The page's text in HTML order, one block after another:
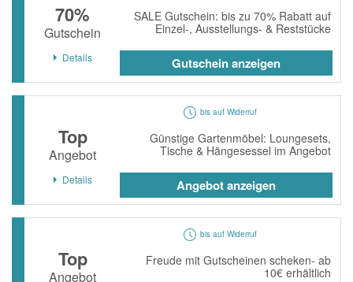
70%
Gutschein
SALE Gutschein: bis zu 70% Rabatt auf
Einzel-, Ausstellungs- & Reststücke
Details Gutschein anzeigen
bis auf Widerruf
Top
Angebot
Günstige Gartenmöbel: Loungesets,
Tische & Hängesessel im Angebot
Details Angebot anzeigen
bis auf Widerruf
Top
Angebot
Freude mit Gutscheinen scheken- ab
10€ erhältlich